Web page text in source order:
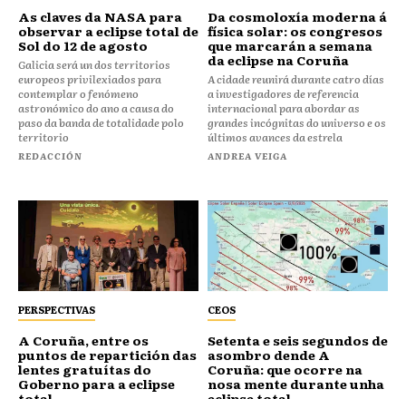
As claves da NASA para
observar a eclipse total de
Sol do 12 de agosto
Galicia será un dos territorios
europeos privilexiados para
contemplar o fenómeno
astronómico do ano a causa do
paso da banda de totalidade polo
territorio
REDACCIÓN
Da cosmoloxía moderna á
física solar: os congresos
que marcarán a semana
da eclipse na Coruña
A cidade reunirá durante catro días
a investigadores de referencia
internacional para abordar as
grandes incógnitas do universo e os
últimos avances da estrela
ANDREA VEIGA
PERSPECTIVAS
⁠⁠A Coruña, entre os
puntos de repartición das
lentes gratuítas do
Goberno para a eclipse
CEOS
Setenta e seis segundos de
asombro dende A
Coruña: que ocorre na
nosa mente durante unha